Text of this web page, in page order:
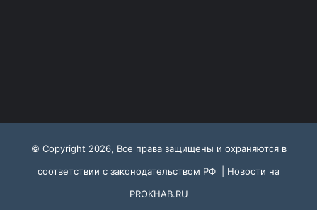
© Copyright 2026, Все права защищены и охраняются в
соответствии с законодательством РФ | Новости на
PROKHAB.RU